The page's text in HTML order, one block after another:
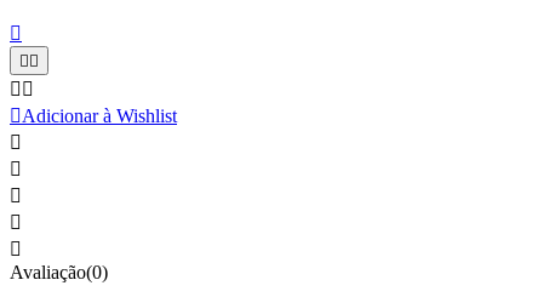


 
Adicionar à Wishlist





Avaliação(0)